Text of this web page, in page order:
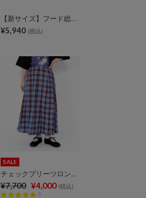
【新サイズ】フード総柄スウェットパンツ
¥5,940 (税込)
SALE
チェックプリーツロングスカート
¥7,700 ¥4,000 (税込)
3